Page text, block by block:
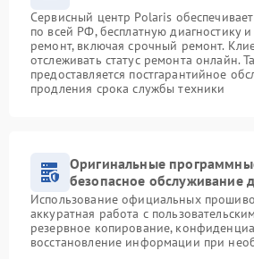
Сервисный центр Polaris
по всей РФ, бесплатную диагностику
ремонт, включая срочный ремонт.
отслеживать статус ремонта онлайн.
предоставляется постгарантийное
продления срока службы техники
Оригинальные
безопасное обслуживание
Использование официальных
аккуратная работа с
резервное копирование,
восстановление информации при